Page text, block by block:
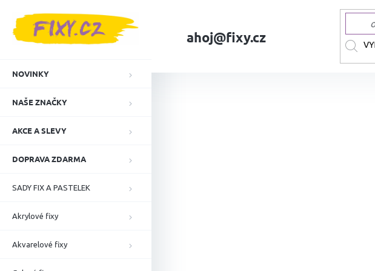
ahoj@fixy.cz
NOVINKY
NAŠE ZNAČKY
AKCE A SLEVY
DOPRAVA ZDARMA
SADY FIX A PASTELEK
Akrylové fixy
Akvarelové fixy